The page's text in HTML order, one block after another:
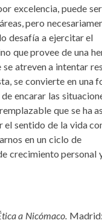
excelencia, puede
pero
desafía a ejercitar el
que provee de una
se atreven a intentar
se convierte en una
encarar las
que se ha
el sentido de la vida
en un ciclo de
crecimiento personal
a Nicómaco.